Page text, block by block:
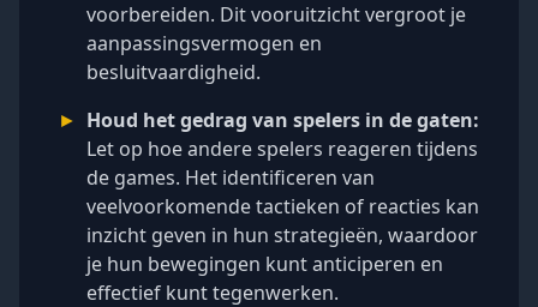
voorbereiden. Dit vooruitzicht vergroot je
aanpassingsvermogen en
besluitvaardigheid.
► Houd het gedrag van spelers in de gaten:
Let op hoe andere spelers reageren tijdens
de games. Het identificeren van
veelvoorkomende tactieken of reacties kan
inzicht geven in hun strategieën, waardoor
je hun bewegingen kunt anticiperen en
effectief kunt tegenwerken.